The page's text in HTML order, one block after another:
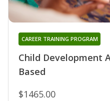
Child Development
Based
CAREER TRAINING PROGRAM
$1465.00